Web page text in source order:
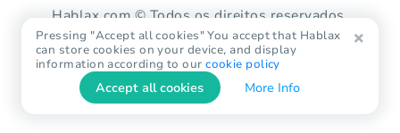
Hablax.com © Todos os direitos reservados.
Pressing "Accept all cookies" You accept that Hablax
can store cookies on your device, and display
information according to ourcookie policy
Accept all cookies More Info